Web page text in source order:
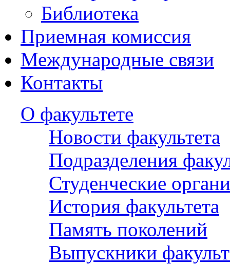
Библиотека
Приемная комиссия
Международные связи
Контакты
О факультете
Новости факультета
Подразделения
Студенческие
История факультета
Память поколений
Выпускники